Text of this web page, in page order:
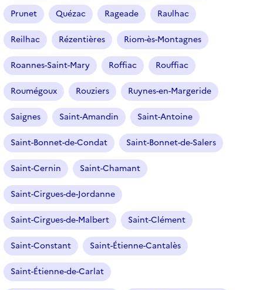
Prunet Quézac Rageade Raulhac
Reilhac Rézentières Riom-ès-Montagnes
Roannes-Saint-Mary Roffiac Rouffiac
Roumégoux Rouziers Ruynes-en-Margeride
Saignes Saint-Amandin Saint-Antoine
Saint-Bonnet-de-Condat Saint-Bonnet-de-Salers
Saint-Cernin Saint-Chamant
Saint-Cirgues-de-Jordanne
Saint-Cirgues-de-Malbert Saint-Clément
Saint-Constant Saint-Étienne-Cantalès
Saint-Étienne-de-Carlat